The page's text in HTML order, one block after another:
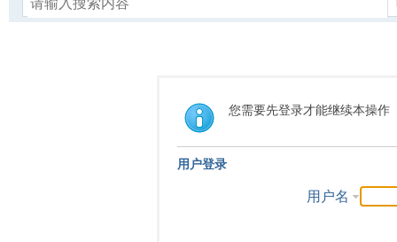
您需要先登录才能继续本操作
用户登录
用户名